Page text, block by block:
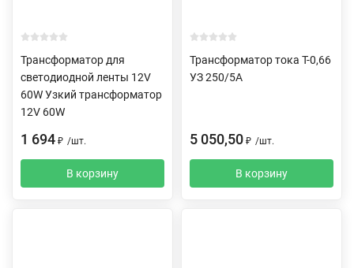
Трансформатор для
светодиодной ленты 12V
60W Узкий трансформатор
12V 60W
1 694 ₽ /шт.
В корзину
Трансформатор тока Т-0,66
УЗ 250/5А
5 050,50 ₽ /шт.
В корзину